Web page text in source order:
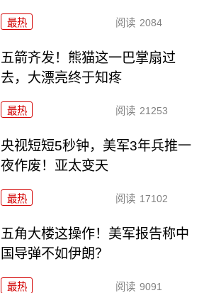
最热 阅读 2084
五箭齐发！熊猫这一巴掌扇过
去，大漂亮终于知疼
最热 阅读 21253
央视短短5秒钟，美军3年兵推一
夜作废！亚太变天
最热 阅读 17102
五角大楼这操作！美军报告称中
国导弹不如伊朗？
最热 阅读 9091